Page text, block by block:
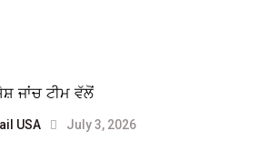
ਜਾਂਚ ਟੀਮ ਵੱਲੋਂ
USA July 3, 2026